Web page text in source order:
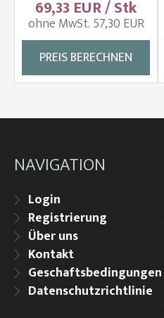
69,33 EUR / Stk
ohne MwSt. 57,30 EUR
PREIS BERECHNEN
NAVIGATION
Login
Registrierung
Über uns
Kontakt
Geschaftsbedingungen
Datenschutzrichtlinie